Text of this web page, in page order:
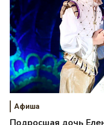
Афиша